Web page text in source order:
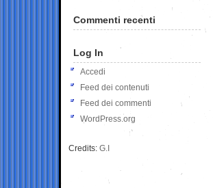
Commenti recenti
Log In
Accedi
Feed dei contenuti
Feed dei commenti
WordPress.org
Credits: G.I